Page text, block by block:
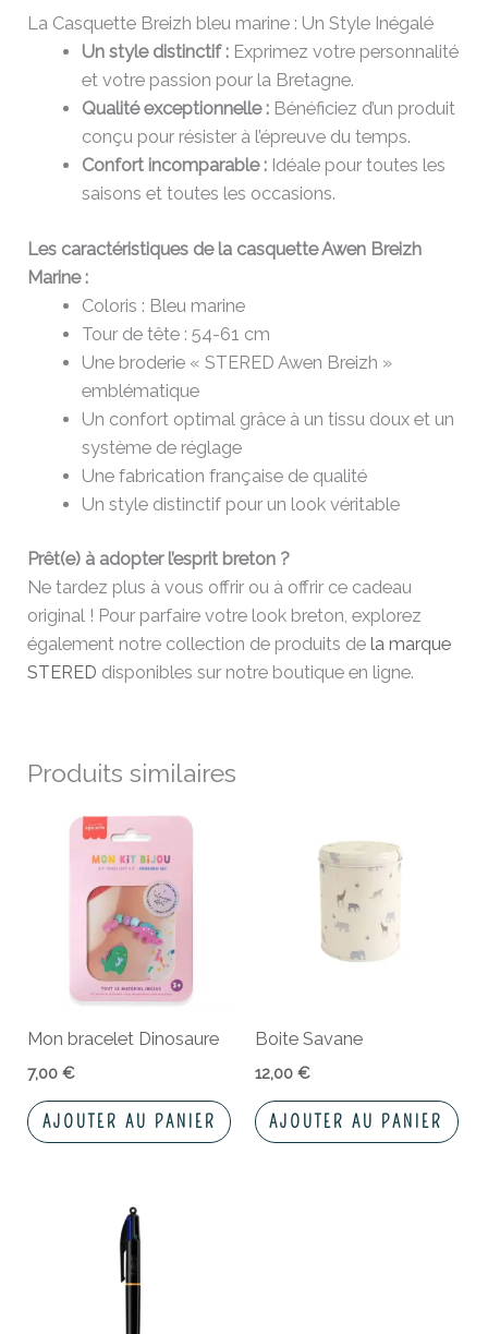
La Casquette Breizh bleu marine : Un Style Inégalé
Un style distinctif :Exprimez votre personnalité
et votre passion pour la Bretagne.
Qualité exceptionnelle :Bénéficiez d’un produit
conçu pour résister à l’épreuve du temps.
Confort incomparable :Idéale pour toutes les
saisons et toutes les occasions.
Les caractéristiques de la casquette Awen Breizh
Marine :
Coloris : Bleu marine
Tour de tête : 54-61 cm
Une broderie « STERED Awen Breizh »
emblématique
Un confort optimal grâce à un tissu doux et un
système de réglage
Une fabrication française de qualité
Un style distinctif pour un look véritable
Prêt(e) à adopter l’esprit breton ?
Ne tardez plus à vous offrir ou à offrir ce cadeau
original ! Pour parfaire votre look breton, explorez
également notre collection de produits dela marque
STERED disponibles sur notre boutique en ligne.
Produits similaires
Mon bracelet Dinosaure
7,00€
AJOUTER AU PANIER
Boite Savane
12,00 €
AJOUTER AU PANIER